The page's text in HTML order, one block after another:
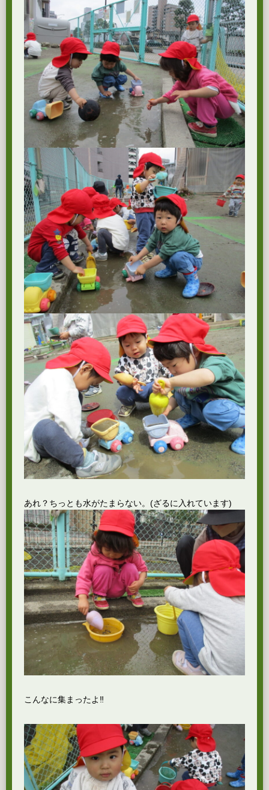
あれ？ちっとも水がたまらない。(ざるに入れています)
こんなに集まったよ‼